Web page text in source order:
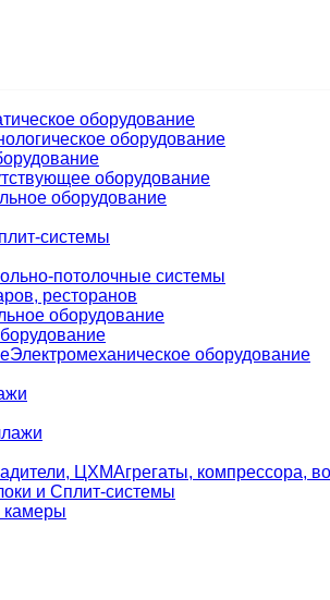
оборудование
оборудование
оборудование
оборудование
системы
потолочные системы
ресторанов
оборудование
Электромеханическое оборудование
Агрегаты, компрессора,
и Сплит-системы
камеры